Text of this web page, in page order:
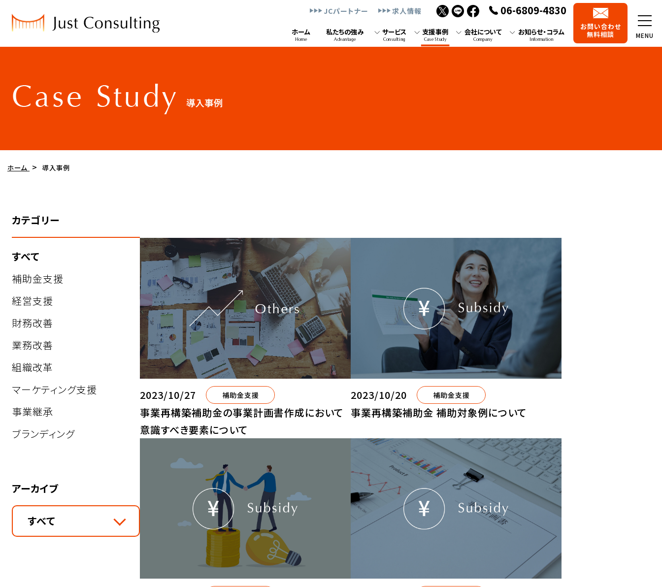
JCパートナー 求人情報 06-6809-4830
ホーム
Home
私たちの強み
Advantage
サービス
Consulting
支援事例
Case Study
会社について
Company
お知らせ・コラム
Information
お問い合わせ
無料相談
MENU
ホーム 導入事例
カテゴリー
すべて
補助金支援
経営支援
財務改善
業務改善
組織改革
マーケティング支援
事業継承
ブランディング
アーカイブ
すべて
2023/10/27 補助金支援
事業再構築補助金の事業計画書作成において
意識すべき要素について
2023/10/20 補助金支援
事業再構築補助金 補助対象例について